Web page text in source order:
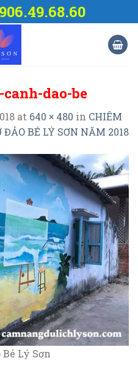
dao-be
at 640 × 480 in CHIÊM
ĐẢO BÉ LÝ SƠN NĂM 2018
Lý Sơn